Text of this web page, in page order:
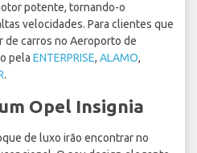
potente, tornando-o
velocidades. Para clientes que
de carros no Aeroporto de
pela ENTERPRISE, ALAMO,
.
Opel Insignia
de luxo irão encontrar no